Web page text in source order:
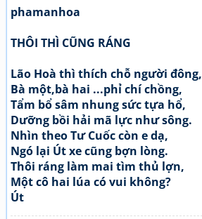
phamanhoa
THÔI THÌ CŨNG RÁNG
Lão Hoà thì thích chỗ người đông,
Bà một,bà hai ...phỉ chí chồng,
Tẩm bổ sâm nhung sức tựa hổ,
Dưỡng bồi hải mã lực như sông.
Nhìn theo Tư Cuốc còn e dạ,
Ngó lại Út xe cũng bợn lòng.
Thôi ráng làm mai tìm thủ lợn,
Một cô hai lúa có vui không?
Út